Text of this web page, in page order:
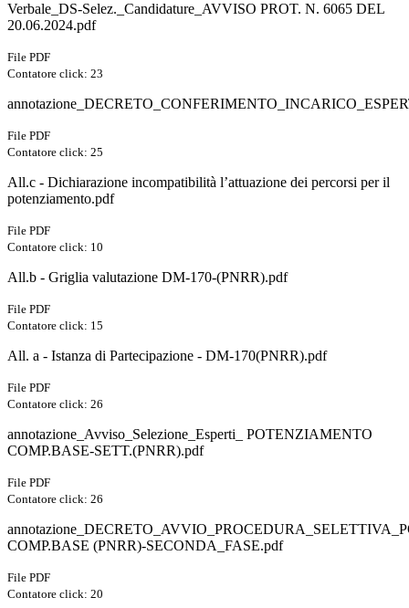
Verbale_DS-Selez._Candidature_AVVISO PROT. N. 6065 DEL
20.06.2024.pdf
File PDF
Contatore click: 23
File PDF
Contatore click: 25
All.c - Dichiarazione incompatibilità l’attuazione dei percorsi per il
potenziamento.pdf
File PDF
Contatore click: 10
All.b - Griglia valutazione DM-170-(PNRR).pdf
File PDF
Contatore click: 15
All. a - Istanza di Partecipazione - DM-170(PNRR).pdf
File PDF
Contatore click: 26
annotazione_Avviso_Selezione_Esperti_ POTENZIAMENTO
COMP.BASE-SETT.(PNRR).pdf
File PDF
Contatore click: 26
COMP.BASE (PNRR)-SECONDA_FASE.pdf
File PDF
Contatore click: 20